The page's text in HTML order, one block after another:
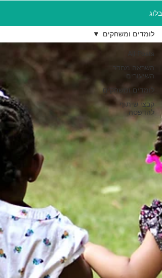
בלוג
All Posts
השראה מחדר
השיעורים
לומדים ומשחקים
קבצי שיתוף
להדפסה
לומדים ומשחקים